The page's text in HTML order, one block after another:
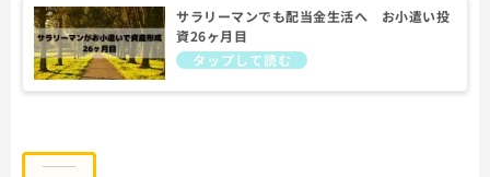
サラリーマンでも配当金生活へ お小遣い投
資26ヶ月目